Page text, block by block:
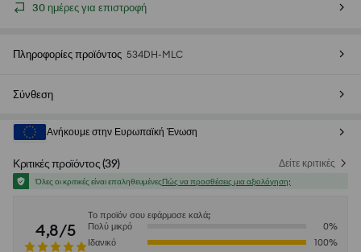
30 ημέρες για επιστροφή
Πληροφορίες προϊόντος 534DH-MLC
Σύνθεση
Ανήκουμε στην Ευρωπαϊκή Ένωση
Κριτικές προϊόντος(39) Δείτε κριτικές
Όλες οι κριτικές είναι επαληθευμένεςΠώς να προσθέσεις μια αξιολόγηση;
4,8/5
Το προϊόν σου εφάρμοσε καλά;
Πολύ μικρό
0%
Ιδανικό
100%